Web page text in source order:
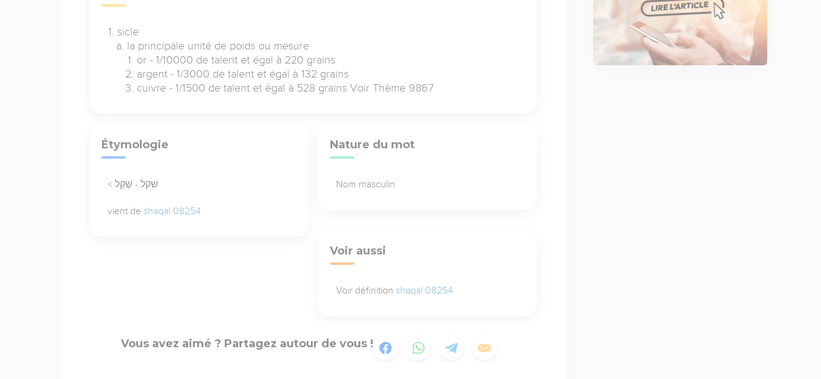
sicle
la principale unité de poids ou mesure
or - 1/10000 de talent et égal à 220 grains
argent - 1/3000 de talent et égal à 132 grains
cuivre - 1/1500 de talent et égal à 528 grains Voir Thème 9867
Étymologie
< שקל - שֶׁקֶל
vient de shaqal 08254
Nature du mot
Nom masculin
Voir aussi
Voir définition shaqal 08254
Vous avez aimé ? Partagez autour de vous !